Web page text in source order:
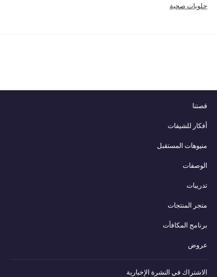
حلويات صحية
قصتنا
أفكار للشيفات
منيوهات المستقبل
الوصفات
تدريبات
متجر المنتجات
برنامج المكافأت
عروض
الاشتراك في النشرة الإخبارية